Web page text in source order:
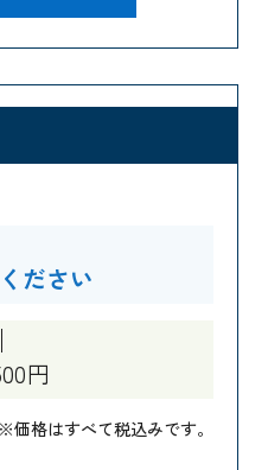
ださい
円
※価格はすべて税込みです。